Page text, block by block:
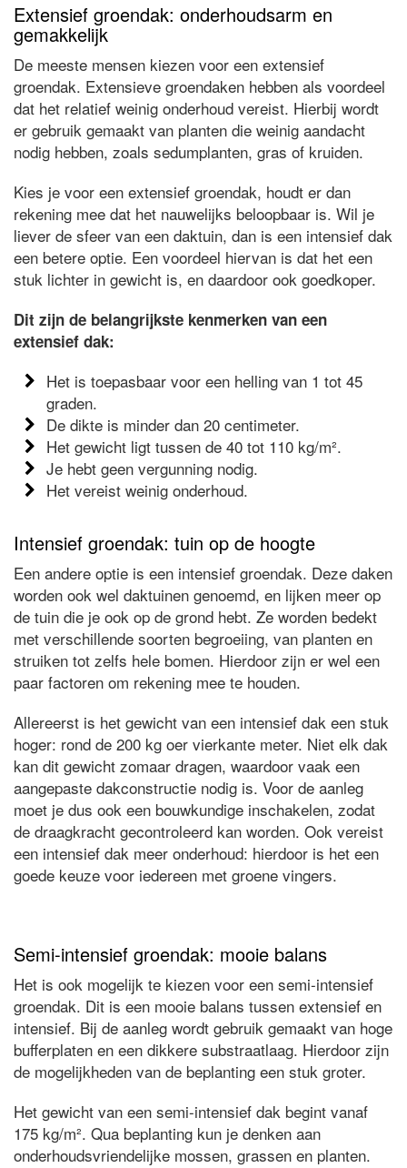
Extensief groendak: onderhoudsarm en
gemakkelijk
De meeste mensen kiezen voor een extensief
groendak. Extensieve groendaken hebben als voordeel
dat het relatief weinig onderhoud vereist. Hierbij wordt
er gebruik gemaakt van planten die weinig aandacht
nodig hebben, zoals sedumplanten, gras of kruiden.
Kies je voor een extensief groendak, houdt er dan
rekening mee dat het nauwelijks beloopbaar is. Wil je
liever de sfeer van een daktuin, dan is een intensief dak
een betere optie. Een voordeel hiervan is dat het een
stuk lichter in gewicht is, en daardoor ook goedkoper.
Dit zijn de belangrijkste kenmerken van een
extensief dak:
Het is toepasbaar voor een helling van 1 tot 45
graden.
De dikte is minder dan 20 centimeter.
Het gewicht ligt tussen de 40 tot 110 kg/m².
Je hebt geen vergunning nodig.
Het vereist weinig onderhoud.
Intensief groendak: tuin op de hoogte
Een andere optie is een intensief groendak. Deze daken
worden ook wel daktuinen genoemd, en lijken meer op
de tuin die je ook op de grond hebt. Ze worden bedekt
met verschillende soorten begroeiing, van planten en
struiken tot zelfs hele bomen. Hierdoor zijn er wel een
paar factoren om rekening mee te houden.
Allereerst is het gewicht van een intensief dak een stuk
hoger: rond de 200 kg oer vierkante meter. Niet elk dak
kan dit gewicht zomaar dragen, waardoor vaak een
aangepaste dakconstructie nodig is. Voor de aanleg
moet je dus ook een bouwkundige inschakelen, zodat
de draagkracht gecontroleerd kan worden. Ook vereist
een intensief dak meer onderhoud: hierdoor is het een
goede keuze voor iedereen met groene vingers.
Semi-intensief groendak: mooie balans
Het is ook mogelijk te kiezen voor een semi-intensief
groendak. Dit is een mooie balans tussen extensief en
intensief. Bij de aanleg wordt gebruik gemaakt van hoge
bufferplaten en een dikkere substraatlaag. Hierdoor zijn
de mogelijkheden van de beplanting een stuk groter.
Het gewicht van een semi-intensief dak begint vanaf
175 kg/m². Qua beplanting kun je denken aan
onderhoudsvriendelijke mossen, grassen en planten.